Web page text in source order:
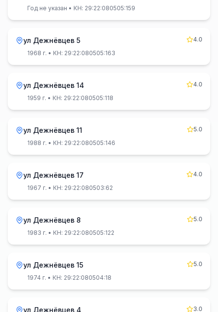
Год не указан • КН: 29:22:080505:159
ул Дежнёвцев 5
4.0
1968 г. • КН: 29:22:080505:163
ул Дежнёвцев 14
4.0
1959 г. • КН: 29:22:080505:118
ул Дежнёвцев 11
5.0
1988 г. • КН: 29:22:080505:146
ул Дежнёвцев 17
4.0
1967 г. • КН: 29:22:080503:62
ул Дежнёвцев 8
5.0
1983 г. • КН: 29:22:080505:122
ул Дежнёвцев 15
5.0
1974 г. • КН: 29:22:080504:18
ул Дежнёвцев 4 3.0